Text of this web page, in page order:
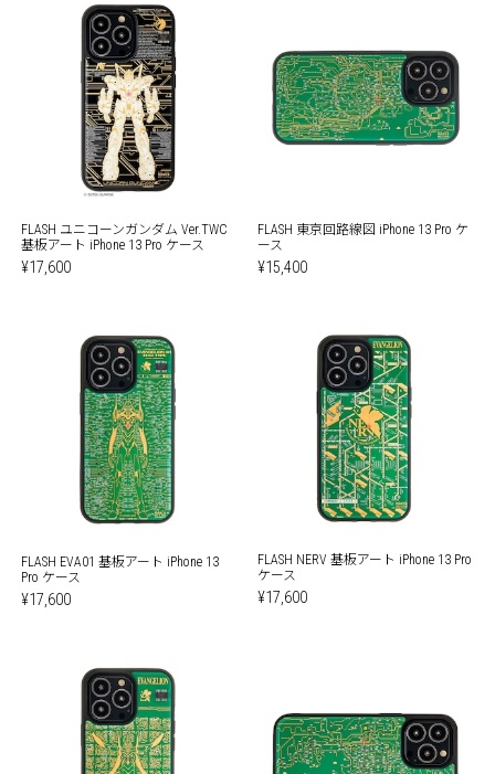
FLASH ユニコーンガンダム Ver.TWC
基板アート iPhone 13 Pro ケース
¥17,600
FLASH 東京回路線図 iPhone 13 Pro ケ
ース
¥15,400
FLASH EVA01 基板アート iPhone 13
Pro ケース
¥17,600
FLASH NERV 基板アート iPhone 13 Pro
ケース
¥17,600